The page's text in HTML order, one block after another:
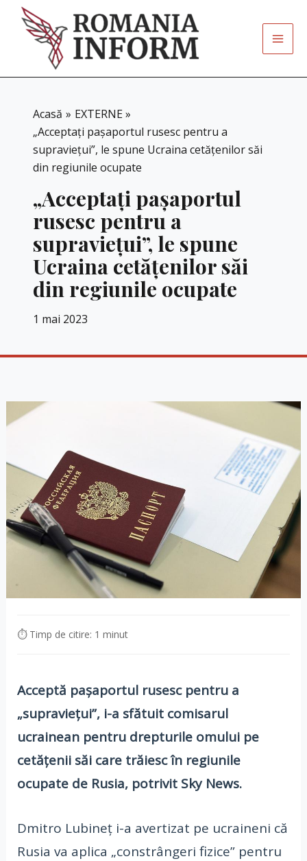
content
Acasă
EXTERNE
„Acceptați pașaportul rusesc pentru a
supraviețui”, le spune Ucraina cetățenilor săi
din regiunile ocupate
„Acceptați pașaportul
rusesc pentru a
supraviețui”, le spune
Ucraina cetățenilor săi
din regiunile ocupate
1 mai 2023
⏱ Timp de citire: 1 minut
Acceptă pașaportul rusesc pentru a
„supraviețui”, i-a sfătuit comisarul
ucrainean pentru drepturile omului pe
cetățenii săi care trăiesc în regiunile
ocupate de Rusia, potrivit Sky News.
Dmitro Lubineț i-a avertizat pe ucraineni că
Rusia va aplica „constrângeri fizice” pentru